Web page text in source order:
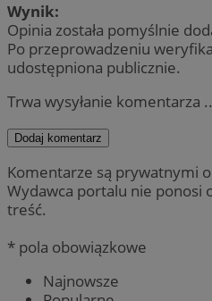
Wynik:
Opinia została pomyślnie
Po przeprowadzeniu
udostępniona publicznie.
Trwa wysyłanie komentarza
Dodaj komentarz
Komentarze są prywatnymi
Wydawca portalu nie ponosi
treść.
* pola obowiązkowe
Najnowsze